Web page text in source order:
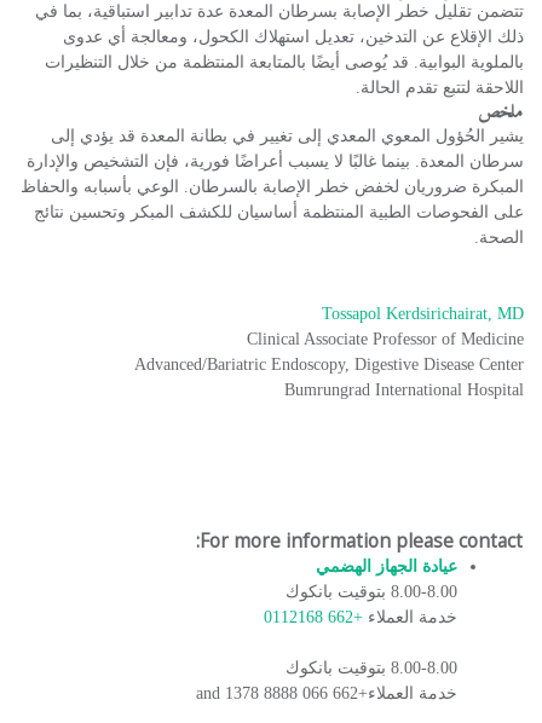
تتضمن تقليل خطر الإصابة بسرطان المعدة عدة تدابير استباقية، بما في
ذلك الإقلاع عن التدخين، تعديل استهلاك الكحول، ومعالجة أي عدوى
بالملوية البوابية. قد يُوصى أيضًا بالمتابعة المنتظمة من خلال التنظيرات
اللاحقة لتتبع تقدم الحالة.
ملخص
يشير الحُؤول المعوي المعدي إلى تغيير في بطانة المعدة قد يؤدي إلى
سرطان المعدة. بينما غالبًا لا يسبب أعراضًا فورية، فإن التشخيص والإدارة
المبكرة ضروريان لخفض خطر الإصابة بالسرطان. الوعي بأسبابه والحفاظ
على الفحوصات الطبية المنتظمة أساسيان للكشف المبكر وتحسين نتائج
الصحة.
Tossapol Kerdsirichairat, MD
Clinical Associate Professor of Medicine
Advanced/Bariatric Endoscopy, Digestive Disease Center
Bumrungrad International Hospital
For more information please contact:
عيادة الجهاز الهضمي
8.00-8.00 بتوقيت بانكوك
خدمة العملاء +662 0112168
8.00-8.00 بتوقيت بانكوك
خدمة العملاء+662 066 8888 and 1378